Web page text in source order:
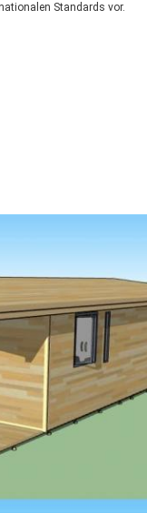
Standards vor.